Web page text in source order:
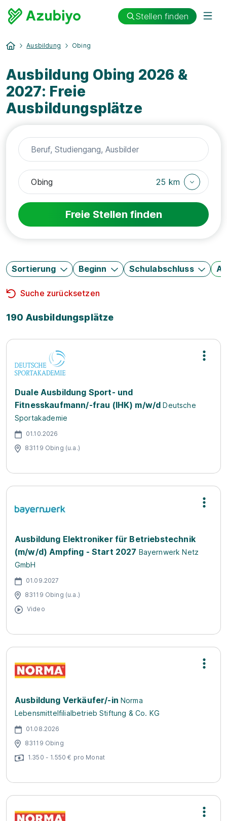
Stellen finden
Ausbildung Obing
Ausbildung Obing 2026 &
2027: Freie
Ausbildungsplätze
25 km
Freie Stellen finden
Sortierung Beginn Schulabschluss
Suche zurücksetzen
190 Ausbildungsplätze
Duale Ausbildung Sport- und
Fitnesskaufmann/-frau (IHK) m/w/d Deutsche
Sportakademie
01.10.2026
83119 Obing (u.a.)
Ausbildung Elektroniker für Betriebstechnik
(m/w/d) Ampfing - Start 2027 Bayernwerk Netz
GmbH
01.09.2027
83119 Obing (u.a.)
Video
Ausbildung Verkäufer/-in Norma
Lebensmittelfilialbetrieb Stiftung & Co. KG
01.08.2026
83119 Obing
1.350 - 1.550 € pro Monat